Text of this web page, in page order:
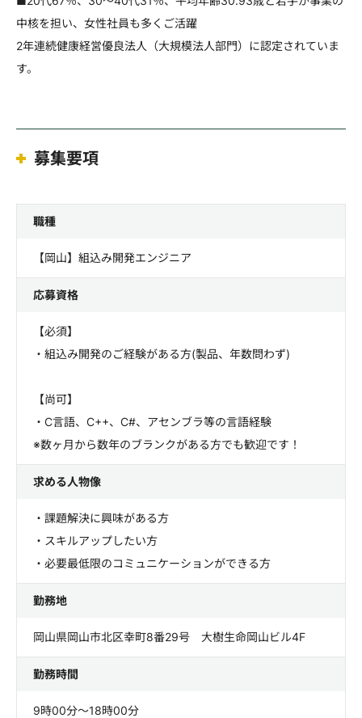
中核を担い、女性社員も多くご活躍
2年連続健康経営優良法人（大規模法人部門）に認定されていま
す。
募集要項
職種
【岡山】組込み開発エンジニア
応募資格
【必須】
・組込み開発のご経験がある方(製品、年数問わず)
【尚可】
・C言語、C++、C#、アセンブラ等の言語経験
※数ヶ月から数年のブランクがある方でも歓迎です！
求める人物像
・課題解決に興味がある方
・スキルアップしたい方
・必要最低限のコミュニケーションができる方
勤務地
岡山県岡山市北区幸町8番29号 大樹生命岡山ビル4F
勤務時間
9時00分～18時00分